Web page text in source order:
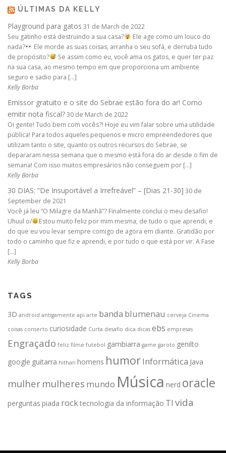
ÚLTIMAS DA KELLY
Playground para gatos 31 de March de 2022
Seu gatinho está destruindo a sua casa?
Ele age como um louco do
nada?
Ele morde as suas coisas, arranha o seu sofá, e derruba tudo
de propósito?
Se assim como eu, você ama os gatos, e quer ter paz
na sua casa, ao mesmo tempo em que proporciona um ambiente
seguro e sadio para […]
Kelly Borba
Emissor gratuito e o site do Sebrae estão fora do ar! Como
emitir nota fiscal?30 de March de 2022
Oi gente! Tudo bem com vocês?! Hoje eu vim falar sobre uma utilidade
pública! Para todos aqueles pequenos e micro empreendedores que
utilizam tanto o site, quanto os outros recursos do Sebrae, se
depararam nessa semana que o mesmo está fora do ar desde o fim de
semana! Com isso muitos empresários não conseguem por […]
Kelly Borba
30 DIAS: ”De Insuportável a Irrefreável” – [Dias 21-30] 30 de
September de 2021
Você já leu “O Milagre da Manhã”? Finalmente conclui o meu desafio!
Uhuul o/
Estou muito feliz por mim mesma, de tudo o que aprendi, e
do que eu vou levar sempre comigo de agora em diante. Gratidão por
todo o caminho que fiz e aprendi, e por tudo o que está por vir. A Fase
[…]
Kelly Borba
TAGS
3D android antigamente api arte banda blumenau cerveja Cinema
coisas conserto curiosidade Curta desafio dica dicas ebs empresas
Engraçado feliz filme futebol gambiarra game garoto genilto
google guitarra hithan homens humorInformática Java
mulher mulheres mundo Música nerd oracle
perguntas piada rocktecnologia da informação TI vida